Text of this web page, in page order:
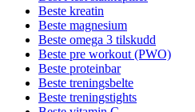
Beste kreatin
Beste magnesium
Beste omega 3 tilskudd
Beste pre workout (PWO)
Beste proteinbar
Beste treningsbelte
Beste treningstights